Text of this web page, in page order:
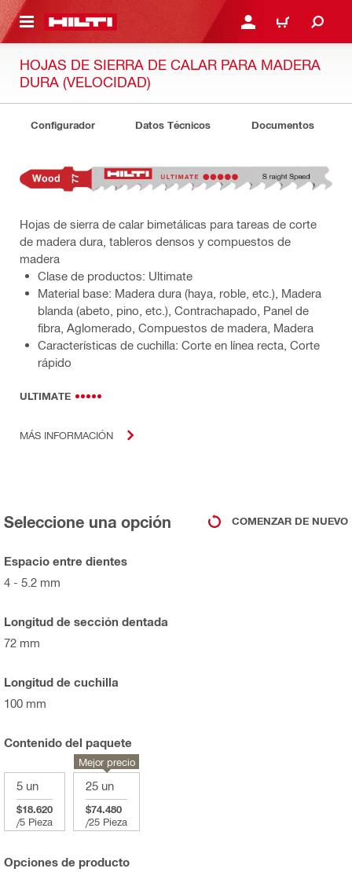
PRINCIPAL INICIE SESIÓN O
CARRITO
HOJAS DE SIERRA DE CALAR PARA MADERA
DURA (VELOCIDAD)
Configurador Datos Técnicos Documentos
Hojas de sierra de calar bimetálicas para tareas de corte
de madera dura, tableros densos y compuestos de
madera
Clase de productos: Ultimate
Material base: Madera dura (haya, roble, etc.), Madera
blanda (abeto, pino, etc.), Contrachapado, Panel de
fibra, Aglomerado, Compuestos de madera, Madera
Características de cuchilla: Corte en línea recta, Corte
rápido
ULTIMATE
MÁS INFORMACIÓN
Seleccione una opción COMENZAR DE NUEVO
Espacio entre dientes
4 - 5.2 mm
Longitud de sección dentada
72 mm
Longitud de cuchilla
100 mm
Contenido del paquete
5 un
$18.620
/5 Pieza
25 un
$74.480
/25 Pieza
Mejor precio
Opciones de producto